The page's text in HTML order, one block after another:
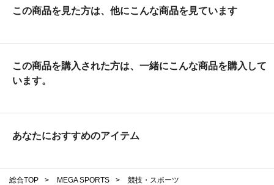
この商品を見た方は、他にこんな商品を見ています
この商品を購入された方は、一緒にこんな商品を購入して
います。
あなたにおすすめのアイテム
総合TOP > MEGA SPORTS >
競技・スポーツ